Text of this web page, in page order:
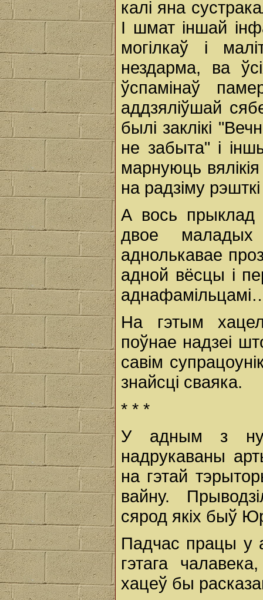
калі яна
І шмат іншай
могілкаў і
нездарма, ва
ўспамiнаў
аддзялiўшай
былі заклікі
не забыта" і
марнуюць
на радзіму
А вось прыклад
двое
аднолькавае
адной вёсцы і
На гэтым
поўнае надзеi
савiм
знайсці сваяка.
* * *
У адным з
надрукаваны
на гэтай
вайну.
сярод якiх быў
Падчас працы у
гэтага
хацеў бы